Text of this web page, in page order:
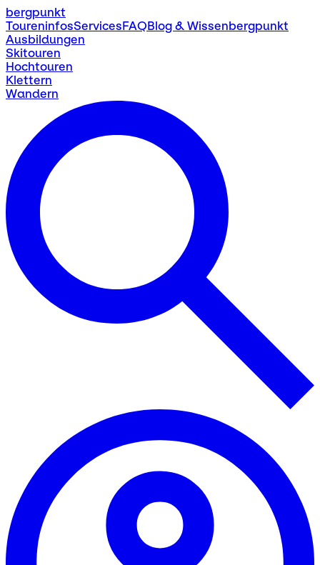
bergpunkt
ToureninfosServicesFAQBlog & Wissenbergpunkt
Ausbildungen
Skitouren
Hochtouren
Klettern
Wandern